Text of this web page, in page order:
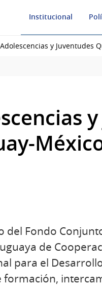
Institucional
Adolescencias y Juventudes
del Fondo
de
para el
formación,